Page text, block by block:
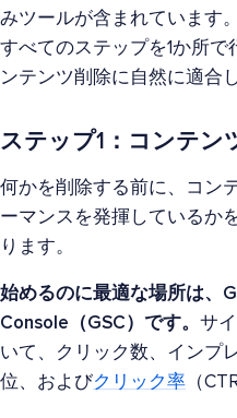
みツールが含まれています
すべてのステップを1か所
ンテンツ削除に自然に適合
ステップ1：コンテン
何かを削除する前に、コン
ーマンスを発揮しているか
ります。
始めるのに最適な場所は、
Console（GSC）です。 サ
いて、クリック数、インプ
位、およびクリック率 （